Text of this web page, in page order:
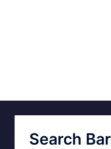
Search Bar